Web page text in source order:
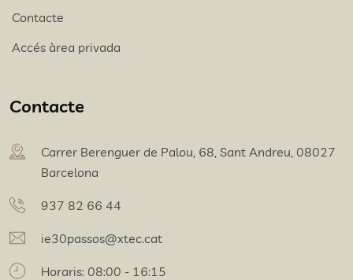
Contacte
Accés àrea privada
Contacte
Carrer Berenguer de Palou, 68, Sant Andreu, 08027
Barcelona
937 82 66 44
ie30passos@xtec.cat
Horaris: 08:00 - 16:15